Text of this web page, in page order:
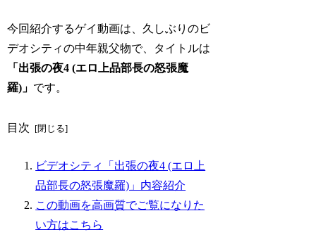
今回紹介するゲイ動画は、久しぶりのビ
デオシティの中年親父物で、タイトルは
「出張の夜4 (エロ上品部長の怒張魔
羅)」 です。
目次
ビデオシティ「出張の夜4 (エロ上
品部長の怒張魔羅)」内容紹介
この動画を高画質でご覧になりた
い方はこちら